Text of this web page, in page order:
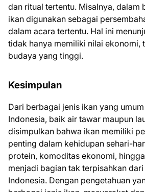
dan ritual tertentu. Misalnya, dalam
ikan digunakan sebagai
dalam acara tertentu. Hal ini
tidak hanya memiliki nilai ekonomi,
budaya yang tinggi.
Kesimpulan
Dari berbagai jenis ikan yang
Indonesia, baik air tawar maupun
disimpulkan bahwa ikan memiliki
penting dalam kehidupan sehari-
protein, komoditas ekonomi,
menjadi bagian tak terpisahkan
Indonesia. Dengan pengetahuan